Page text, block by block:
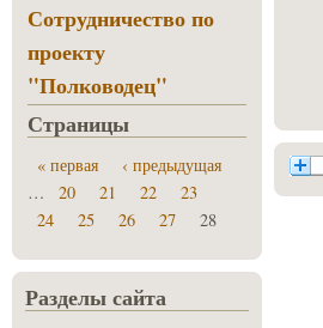
Сотрудничество по
проекту
"Полководец"
Страницы
« первая
‹ предыдущая
…
20 21 22
23
24
25 26 27 28
Разделы сайта